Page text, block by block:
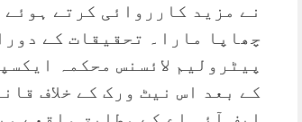
نے مزید کارروائی کرتے
چھاپا مارا۔ تحقیقات کے
پیٹرولیم لائسنس محکمہ
کے بعد اس نیٹ ورک کے خلاف